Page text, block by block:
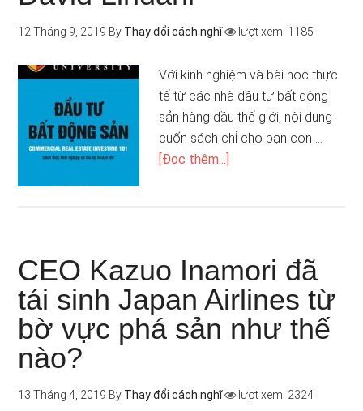
12 Tháng 9, 2019 By Thay đổi cách nghĩ lượt xem: 1185
Với kinh nghiệm và bài học thực
tế từ các nhà đầu tư bất động
sản hàng đầu thế giới, nội dung
cuốn sách chỉ cho bạn con …
[Đọc thêm...]
CEO Kazuo Inamori đã
tái sinh Japan Airlines từ
bờ vực phá sản như thế
nào?
13 Tháng 4, 2019 By Thay đổi cách nghĩ lượt xem: 2324